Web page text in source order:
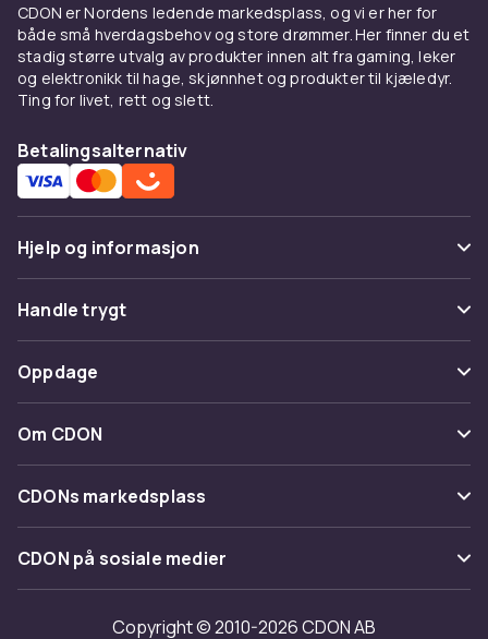
CDON er Nordens ledende markedsplass, og vi er her for
både små hverdagsbehov og store drømmer. Her finner du et
stadig større utvalg av produkter innen alt fra gaming, leker
og elektronikk til hage, skjønnhet og produkter til kjæledyr.
Ting for livet, rett og slett.
Betalingsalternativ
Hjelp og informasjon
Vanlige spørsmål
Spor pakke
Angre & returner her
Kontakt oss
Handle trygt
Betaling
Levering
Tilbakekallinger
Oppdage
Kategorier
Varemerker
Om CDON
Om oss
Kundeanmeldelser
Jobbe på CDON
Investor relations
CDONs markedsplass
Merchant Help Center
CDON på sosiale medier
Copyright © 2010-2026 CDON AB